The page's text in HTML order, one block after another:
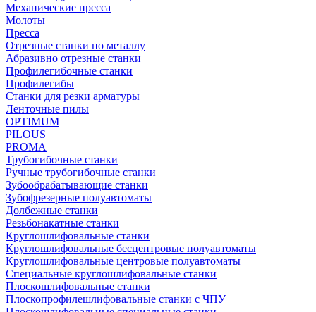
Механические пресса
Молоты
Пресса
Отрезные станки по металлу
Абразивно отрезные станки
Профилегибочные станки
Профилегибы
Станки для резки арматуры
Ленточные пилы
OPTIMUM
PILOUS
PROMA
Трубогибочные станки
Ручные трубогибочные станки
Зубообрабатывающие станки
Зубофрезерные полуавтоматы
Долбежные станки
Резьбонакатные станки
Круглошлифовальные станки
Круглошлифовальные бесцентровые полуавтоматы
Круглошлифовальные центровые полуавтоматы
Специальные круглошлифовальные станки
Плоскошлифовальные станки
Плоскопрофилешлифовальные станки с ЧПУ